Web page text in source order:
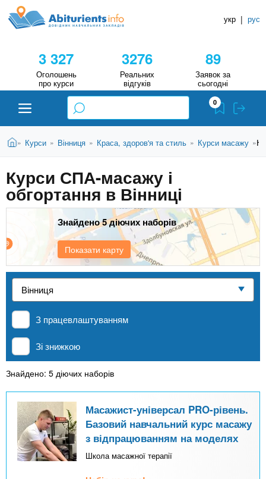
д
A
i
t
u
r
i
e
n
t
s
.
i
n
о
н
к
Н
в
ч
а
ь
и
л
а
д
3 327
Оголошень
про курси
3276
Реальних
відгуків
89
Заявок за
сьогодні
укр | рус
Абітурієнту
ЗВО (ВНЗ)
Коледжі
Курси
MBA
Онлайн курси
За кордоном
0
В
т
у
т
Головна
» Курси » Вінниця » Краса, здоров'я та стиль » Курси масажу »
Курси СПА-масажу і
обгортання в Вінниці
Показати карту
Знайдено 5 діючих наборів
З працевлаштуванням
Зі знижкою
Знайдено: 5 діючих наборів
Масажист-універсал PRO-рівень.
Базовий навчальний курс масажу
з відпрацюванням на моделях
Школа масажної терапії